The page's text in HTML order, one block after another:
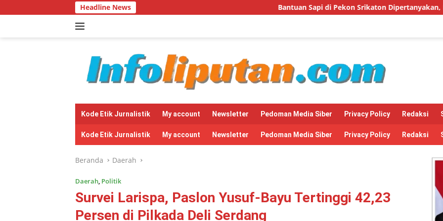
ke
Headline News Bantuan Sapi di Pekon Srikaton Dipertanyakan, Diduga Digelapkan
Kode Etik Jurnalistik My account Newsletter Pedoman Media Siber Privacy Policy Redaksi
Kode Etik Jurnalistik My account Newsletter Pedoman Media Siber Privacy Policy Redaksi
Beranda Daerah
Daerah, Politik
Survei Larispa, Paslon Yusuf-Bayu Tertinggi 42,23
Persen di Pilkada Deli Serdang